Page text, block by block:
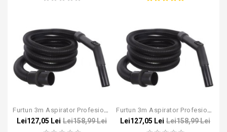
Furtun 3m Aspirator Profesional Bosch Gas 35 / 45 / 55
Lei127,05 Lei Lei158,99 Lei
Furtun 3m Aspirator Profesional Karcher NT DN35
Lei127,05 Lei Lei158,99 Lei